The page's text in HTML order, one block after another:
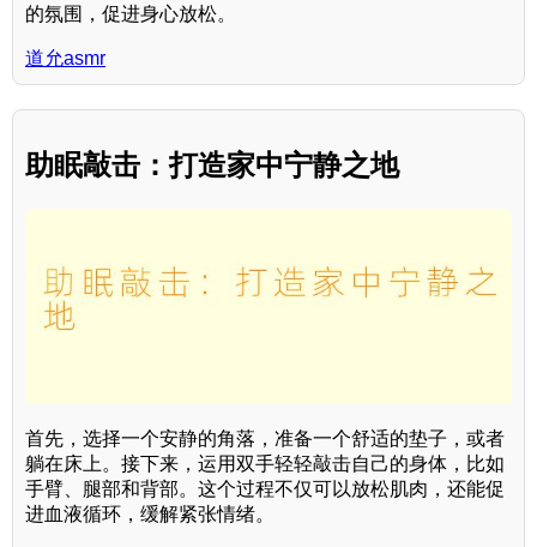
的氛围，促进身心放松。
道允asmr
助眠敲击：打造家中宁静之地
首先，选择一个安静的角落，准备一个舒适的垫子，或者
躺在床上。接下来，运用双手轻轻敲击自己的身体，比如
手臂、腿部和背部。这个过程不仅可以放松肌肉，还能促
进血液循环，缓解紧张情绪。